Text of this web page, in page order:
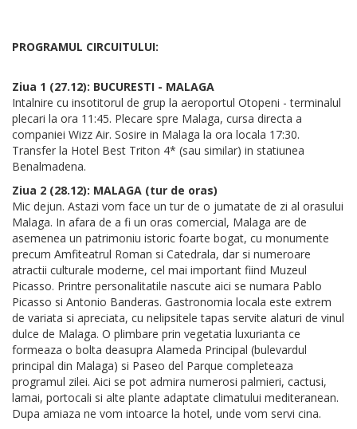
PROGRAMUL CIRCUITULUI:
Ziua 1 (27.12): BUCURESTI - MALAGA
Intalnire cu insotitorul de grup la aeroportul Otopeni - terminalul
plecari la ora 11:45. Plecare spre Malaga, cursa directa a
companiei Wizz Air. Sosire in Malaga la ora locala 17:30.
Transfer la Hotel Best Triton 4* (sau similar) in statiunea
Benalmadena.
Ziua 2 (28.12): MALAGA (tur de oras)
Mic dejun. Astazi vom face un tur de o jumatate de zi al orasului
Malaga. In afara de a fi un oras comercial, Malaga are de
asemenea un patrimoniu istoric foarte bogat, cu monumente
precum Amfiteatrul Roman si Catedrala, dar si numeroare
atractii culturale moderne, cel mai important fiind Muzeul
Picasso. Printre personalitatile nascute aici se numara Pablo
Picasso si Antonio Banderas. Gastronomia locala este extrem
de variata si apreciata, cu nelipsitele tapas servite alaturi de vinul
dulce de Malaga. O plimbare prin vegetatia luxurianta ce
formeaza o bolta deasupra Alameda Principal (bulevardul
principal din Malaga) si Paseo del Parque completeaza
programul zilei. Aici se pot admira numerosi palmieri, cactusi,
lamai, portocali si alte plante adaptate climatului mediteranean.
Dupa amiaza ne vom intoarce la hotel, unde vom servi cina.